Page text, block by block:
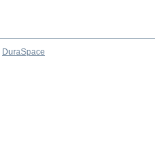
DuraSpace